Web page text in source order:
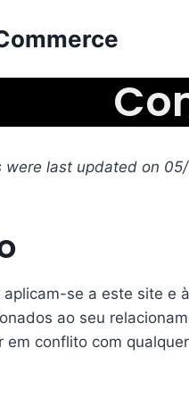
were last updated on
se a este site e
ao seu
conflito com